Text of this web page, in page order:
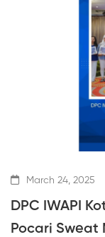
March 24, 2025
DPC IWAPI
Pocari Sweat